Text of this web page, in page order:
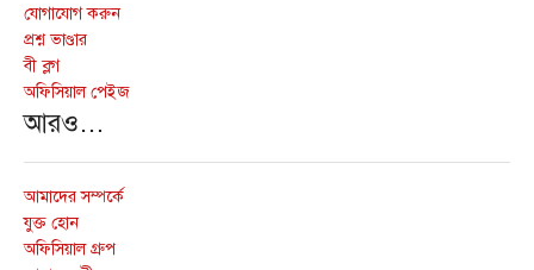
যোগাযোগ করুন
প্রশ্ন ভাণ্ডার
বী ব্লগ
অফিসিয়াল পেইজ
আরও…
আমাদের সম্পর্কে
যুক্ত হোন
অফিসিয়াল গ্রুপ